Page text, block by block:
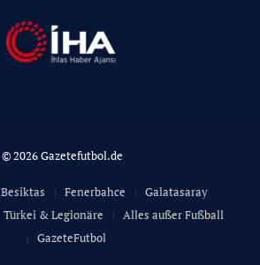
© 2026 Gazetefutbol.de
Besiktas Fenerbahce
Galatasaray
Türkei & Legionäre
Alles außer Fußball
GazeteFutbol